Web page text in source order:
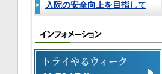
入院の安全向上を目指して